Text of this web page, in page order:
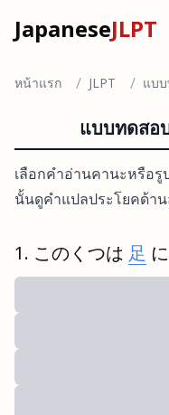
JapaneseJLPT
หน้าแรก / JLPT / แบ
แบบทดสอ
เลือกคำอ่านคานะหรือ
นั้นดูคำแปลประโยคด้า
このくつは 足